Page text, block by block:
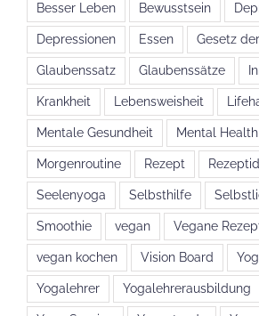
Besser Leben Bewusstsein
Depressionen Essen Gesetz
Glaubenssatz Glaubenssätze
Krankheit Lebensweisheit
Mentale Gesundheit Mental Health
Morgenroutine Rezept
Seelenyoga Selbsthilfe
Smoothie vegan Vegane
vegan kochen Vision Board
Yogalehrer Yogalehrerausbildung